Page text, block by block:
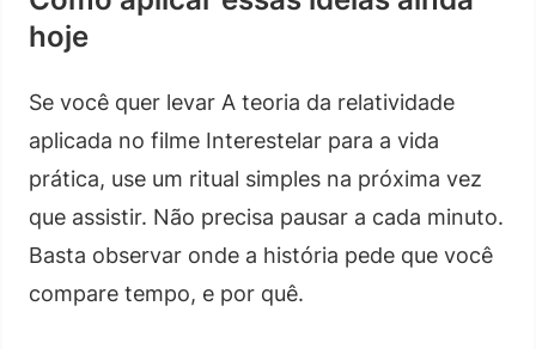
hoje
Se você quer levar A teoria da relatividade
aplicada no filme Interestelar para a vida
prática, use um ritual simples na próxima vez
que assistir. Não precisa pausar a cada minuto.
Basta observar onde a história pede que você
compare tempo, e por quê.